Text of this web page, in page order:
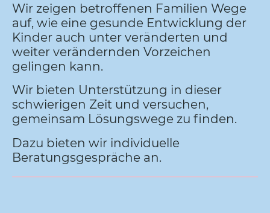
Wir zeigen betroffenen Familien Wege
auf, wie eine gesunde Entwicklung der
Kinder auch unter veränderten und
weiter verändernden Vorzeichen
gelingen kann.
Wir bieten Unterstützung in dieser
schwierigen Zeit und versuchen,
gemeinsam Lösungswege zu finden.
Dazu bieten wir individuelle
Beratungsgespräche an.